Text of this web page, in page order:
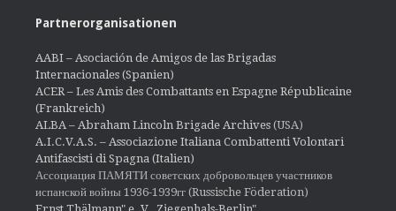
Partnerorganisationen
AABI – Asociación de Amigos de las Brigadas
Internacionales (Spanien)
ACER – Les Amis des Combattants en Espagne Républicaine
(Frankreich)
ALBA – Abraham Lincoln Brigade Archives (USA)
A.I.C.V.A.S. – Associazione Italiana Combattenti Volontari
Antifascisti di Spagna (Italien)
Ассоциация ПАМЯТИ советских добровольцев участников
испанской войны 1936-1939гг (Russische Föderation)